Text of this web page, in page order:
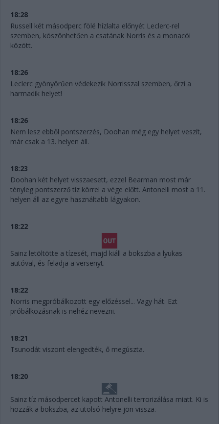
18:28
Russell két másodperc fölé hízlalta előnyét Leclerc-rel
szemben, köszönhetően a csatának Norris és a monacói
között.
18:26
Leclerc gyönyörűen védekezik Norrisszal szemben, őrzi a
harmadik helyet!
18:26
Nem lesz ebből pontszerzés, Doohan még egy helyet veszít,
már csak a 13. helyen áll.
18:23
Doohan két helyet visszaesett, ezzel Bearman most már
tényleg pontszerző tíz körrel a vége előtt. Antonelli most a 11.
helyen áll az egyre használtabb lágyakon.
18:22
Sainz letöltötte a tízesét, majd kiáll a bokszba a lyukas
autóval, és feladja a versenyt.
18:22
Norris megpróbálkozott egy előzéssel... Vagy hát. Ezt
próbálkozásnak is nehéz nevezni.
18:21
Tsunodát viszont elengedték, ő megúszta.
18:20
Sainz tíz másodpercet kapott Antonelli terrorizálása miatt. Ki is
hozzák a bokszba, az utolsó helyre jön vissza.